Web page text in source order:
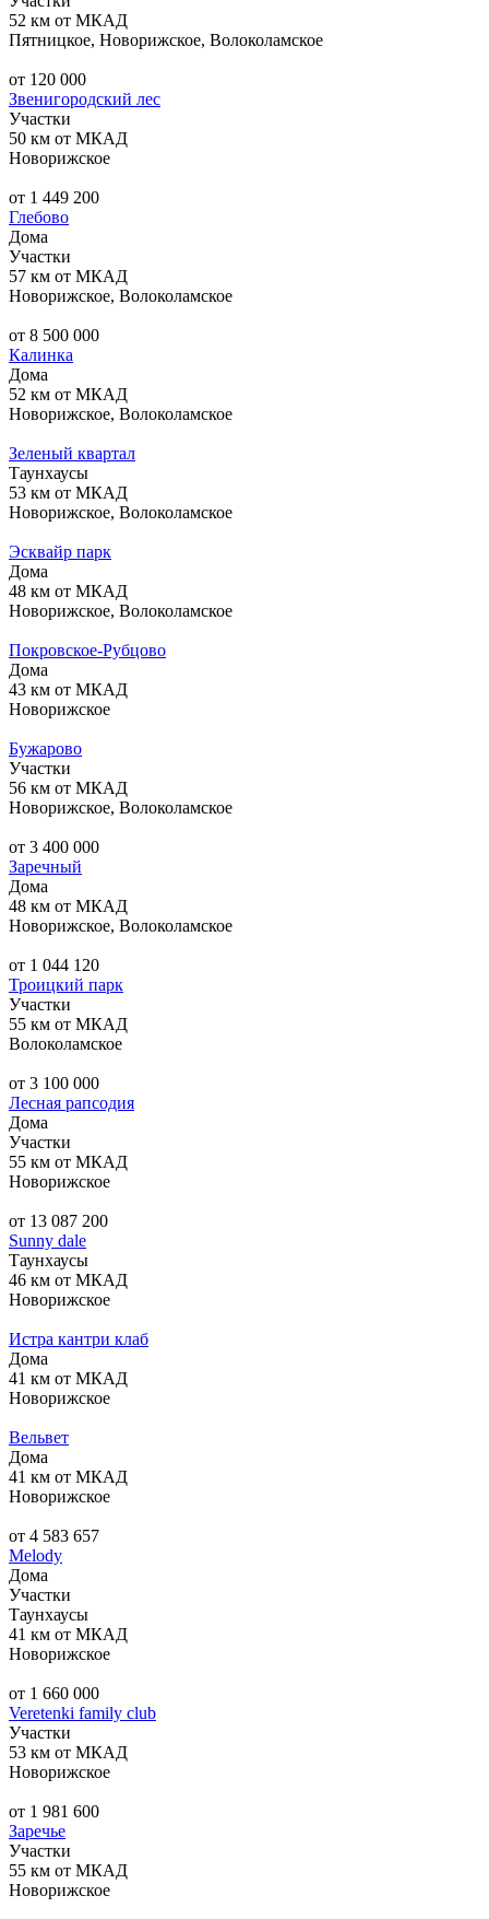
52 км от МКАД
Пятницкое, Новорижское, Волоколамское
от 120 000
Звенигородский лес
Участки
50 км от МКАД
Новорижское
от 1 449 200
Глебово
Дома
Участки
57 км от МКАД
Новорижское, Волоколамское
от 8 500 000
Калинка
Дома
52 км от МКАД
Новорижское, Волоколамское
Зеленый квартал
Таунхаусы
53 км от МКАД
Новорижское, Волоколамское
Эсквайр парк
Дома
48 км от МКАД
Новорижское, Волоколамское
Покровское-Рубцово
Дома
43 км от МКАД
Новорижское
Бужарово
Участки
56 км от МКАД
Новорижское, Волоколамское
от 3 400 000
Заречный
Дома
48 км от МКАД
Новорижское, Волоколамское
от 1 044 120
Троицкий парк
Участки
55 км от МКАД
Волоколамское
от 3 100 000
Лесная рапсодия
Дома
Участки
55 км от МКАД
Новорижское
от 13 087 200
Sunny dale
Таунхаусы
46 км от МКАД
Новорижское
Истра кантри клаб
Дома
41 км от МКАД
Новорижское
Вельвет
Дома
41 км от МКАД
Новорижское
от 4 583 657
Melody
Дома
Участки
Таунхаусы
41 км от МКАД
Новорижское
от 1 660 000
Veretenki family club
Участки
53 км от МКАД
Новорижское
от 1 981 600
Заречье
Участки
55 км от МКАД
Новорижское